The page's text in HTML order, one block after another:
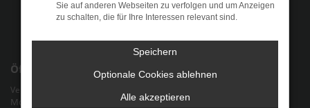
Cookie-Einstellungen
Impressum
Öffnungszeiten
Verkauf & Verwaltung:
Mo - Fr: 9 - 12 und 13 - 18 Uhr
Sie auf anderen Webseiten zu verfolgen und um Anzeigen
zu schalten, die für Ihre Interessen relevant sind.
Speichern
Optionale Cookies ablehnen
Alle akzeptieren